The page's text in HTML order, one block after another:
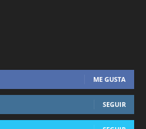
ME GUSTA
SEGUIR